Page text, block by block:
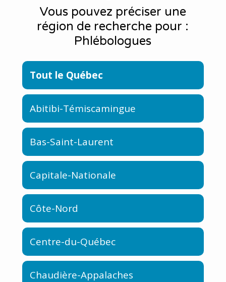
Vous pouvez préciser une
région de recherche pour :
Phlébologues
Tout le Québec
Abitibi-Témiscamingue
Bas-Saint-Laurent
Capitale-Nationale
Côte-Nord
Centre-du-Québec
Chaudière-Appalaches